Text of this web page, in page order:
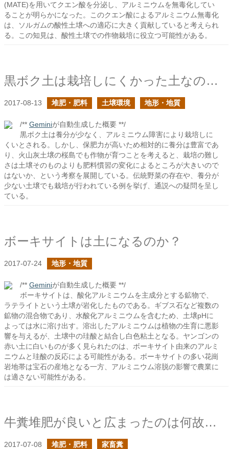
(MATE)を用いてクエン酸を分泌し、アルミニウムを無毒化してい
ることが明らかになった。このクエン酸によるアルミニウム無毒化
は、ソルガムの酸性土壌への適応に大きく貢献していると考えられ
る。この知見は、酸性土壌での作物栽培に役立つ可能性がある。
黒ボク土は栽培しにくかった土なのか？前編
2017-08-13 堆肥・肥料 土壌環境 地形・地質
/** Geminiが自動生成した概要 **/
黒ボク土は養分が少なく、アルミニウム障害により栽培しに
くいとされる。しかし、保肥力が高いため相対的に養分は豊富であ
り、火山灰土壌の桜島でも作物が育つことを考えると、栽培の難し
さは土壌そのものよりも肥料慣習の変化によるところが大きいので
はないか、という考察を展開している。伝統野菜の存在や、養分が
少ない土壌でも栽培が行われている例を挙げ、通説への疑問を呈し
ている。
ボーキサイトは土になるのか？
2017-07-24 地形・地質
/** Geminiが自動生成した概要 **/
ボーキサイトは、酸化アルミニウムを主成分とする鉱物で、
ラテライトという土壌が岩化したものである。ギブス石など複数の
鉱物の混合物であり、水酸化アルミニウムを含むため、土壌pHに
よっては水に溶け出す。溶出したアルミニウムは植物の生育に悪影
響を与えるが、土壌中の珪酸と結合し白色粘土となる。ヤンゴンの
赤い土に白いものが多く見られたのは、ボーキサイト由来のアルミ
ニウムと珪酸の反応による可能性がある。ボーキサイトの多い花崗
岩地帯は宝石の産地となる一方、アルミニウム溶脱の影響で農業に
は適さない可能性がある。
牛糞堆肥が良いと広まったのは何故なのか？を考えてみる
2017-07-08 堆肥・肥料 家畜糞